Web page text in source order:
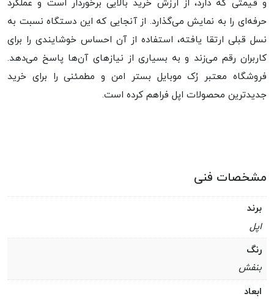
و قیمتی که دارد، از ارزش خرید بالایی برخوردار است و عملکرد
حرفه‌ای را به نمایش می‌گذارد. از آنجایی که این دستگاه نسبت به
نسل قبلی ارتقا یافته، استفاده از آن احساس خوشایندی را برای
کاربران رقم می‌زند و به بسیاری از نیازهای آن‌ها پاسخ می‌دهد.
فروشگاه معتبر رُک موبایل بستر امن و مطمئنی را برای خرید
جدیدترین محصولات اپل فراهم کرده است.
مشخصات فنی
برند
اپل
رنگ
بنفش
ابعاد